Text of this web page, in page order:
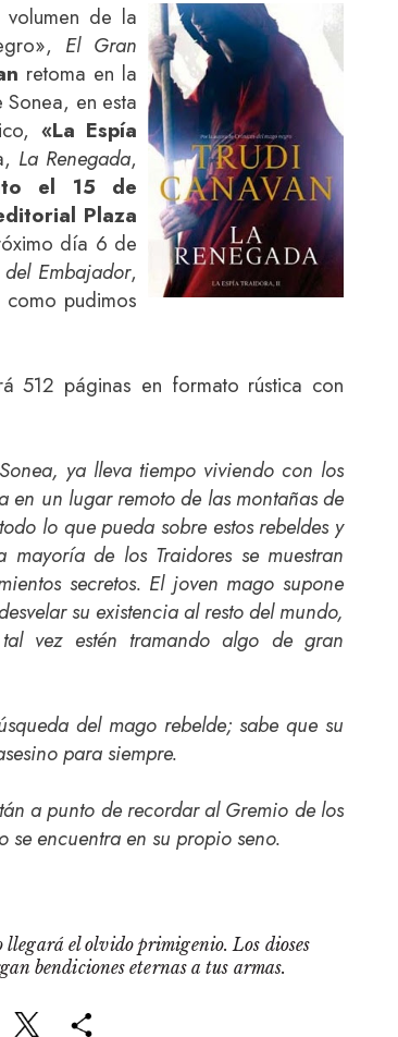
de la
El Gran
retoma en la
en esta
«La Espía
La Renegada,
el 15 de
Plaza
día 6 de
Embajador,
pudimos
512 páginas en formato rústica con
ya lleva tiempo viviendo con los
en un lugar remoto de las montañas de
lo que pueda sobre estos rebeldes y
de los Traidores se muestran
secretos. El joven mago supone
su existencia al resto del mundo,
vez estén tramando algo de gran
del mago rebelde; sabe que su
para siempre.
a punto de recordar al Gremio de los
se encuentra en su propio seno.
llegará el olvido primigenio. Los dioses
bendiciones eternas a tus armas.